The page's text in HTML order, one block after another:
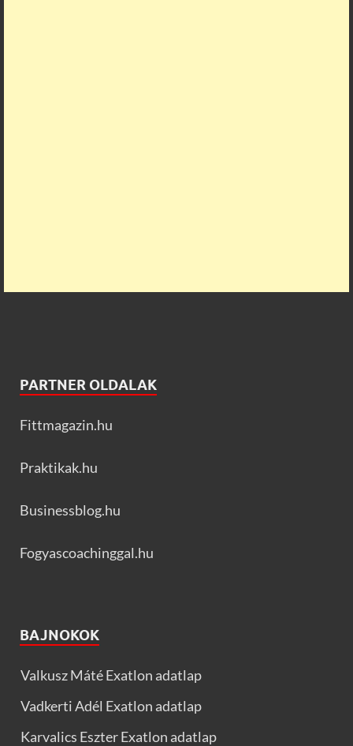
PARTNER OLDALAK
Fittmagazin.hu
Praktikak.hu
Businessblog.hu
Fogyascoachinggal.hu
BAJNOKOK
Valkusz Máté Exatlon adatlap
Vadkerti Adél Exatlon adatlap
Karvalics Eszter Exatlon adatlap